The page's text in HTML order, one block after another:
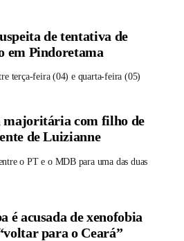
de tentativa de
em Pindoretama
terça-feira (04) e quarta-feira (05)
majoritária com filho de
de Luizianne
o PT e o MDB para uma das duas
é acusada de xenofobia
para o Ceará”